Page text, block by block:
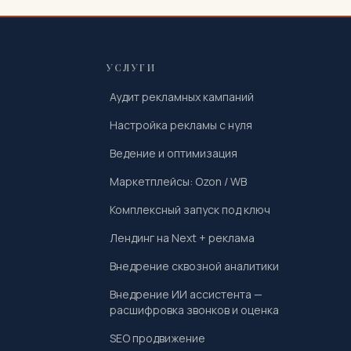
УСЛУГИ
Аудит рекламных кампаний
Настройка рекламы с нуля
Ведение и оптимизация
Маркетплейсы: Ozon / WB
Комплексный запуск под ключ
Лендинг на Next + реклама
Внедрение сквозной аналитики
Внедрение ИИ ассистента —
расшифровка звонков и оценка
SEO продвижение